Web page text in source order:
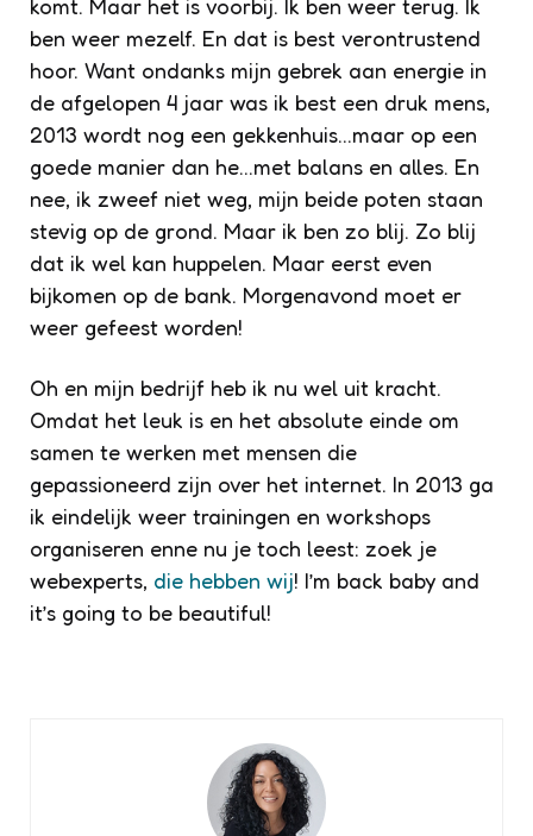
komt. Maar het is voorbij. Ik ben weer terug. Ik
ben weer mezelf. En dat is best verontrustend
hoor. Want ondanks mijn gebrek aan energie in
de afgelopen 4 jaar was ik best een druk mens,
2013 wordt nog een gekkenhuis…maar op een
goede manier dan he…met balans en alles. En
nee, ik zweef niet weg, mijn beide poten staan
stevig op de grond. Maar ik ben zo blij. Zo blij
dat ik wel kan huppelen. Maar eerst even
bijkomen op de bank. Morgenavond moet er
weer gefeest worden!
Oh en mijn bedrijf heb ik nu wel uit kracht.
Omdat het leuk is en het absolute einde om
samen te werken met mensen die
gepassioneerd zijn over het internet. In 2013 ga
ik eindelijk weer trainingen en workshops
organiseren enne nu je toch leest: zoek je
webexperts, die hebben wij! I’m back baby and
it’s going to be beautiful!